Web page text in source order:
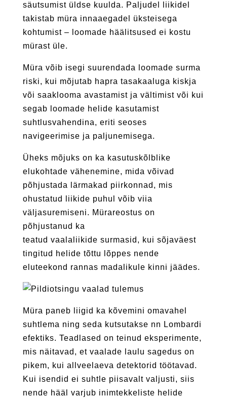
säutsumist üldse kuulda. Paljudel liikidel
takistab müra innaaegadel üksteisega
kohtumist – loomade häälitsused ei kostu
mürast üle.
Müra võib isegi suurendada loomade surma
riski, kui mõjutab hapra tasakaaluga kiskja
või saaklooma avastamist ja vältimist või kui
segab loomade helide kasutamist
suhtlusvahendina, eriti seoses
navigeerimise ja paljunemisega.
Üheks mõjuks on ka kasutuskõlblike
elukohtade vähenemine, mida võivad
põhjustada lärmakad piirkonnad, mis
ohustatud liikide puhul võib viia
väljasuremiseni. Mürareostus on
põhjustanud ka
teatud vaalaliikide surmasid, kui sõjaväest
tingitud helide tõttu lõppes nende
eluteekond rannas madalikule kinni jäädes.
Müra paneb liigid ka kõvemini omavahel
suhtlema ning seda kutsutakse nn Lombardi
efektiks. Teadlased on teinud eksperimente,
mis näitavad, et vaalade laulu sagedus on
pikem, kui allveelaeva detektorid töötavad.
Kui isendid ei suhtle piisavalt valjusti, siis
nende hääl varjub inimtekkeliste helide